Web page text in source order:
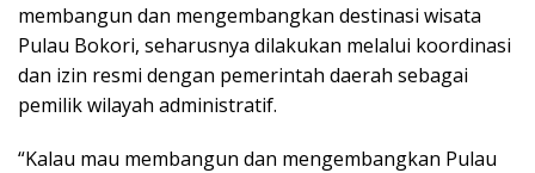
membangun dan mengembangkan destinasi wisata
Pulau Bokori, seharusnya dilakukan melalui koordinasi
dan izin resmi dengan pemerintah daerah sebagai
pemilik wilayah administratif.
“Kalau mau membangun dan mengembangkan Pulau